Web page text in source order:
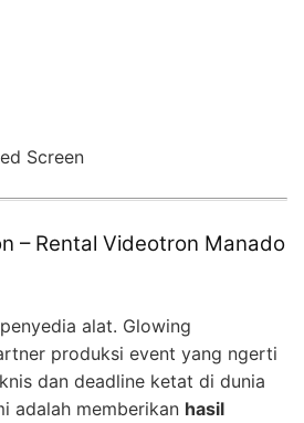
Screen
– Rental Videotron Manado
alat. Glowing
produksi event yang ngerti
dan deadline ketat di dunia
adalah memberikan hasil